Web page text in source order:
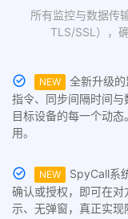
所有监控与数据传
TLS/SSL），
NEW
全新升级
指令、同步间隔时间
目标设备的每一个动
用。
NEW
SpyCall系
确认或授权，即可在
示、无弹窗，真正实现